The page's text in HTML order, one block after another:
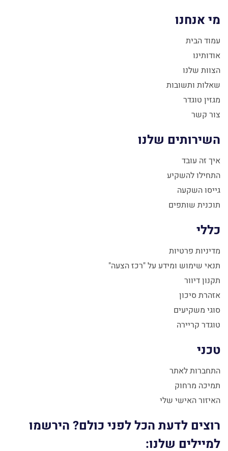
מי אנחנו
עמוד הבית
אודותינו
הצוות שלנו
שאלות ותשובות
מגזין טוגדר
צור קשר
השירותים שלנו
איך זה עובד
התחילו להשקיע
גייסו השקעה
תוכנית שותפים
כללי
מדיניות פרטיות
תנאי שימוש ומידע על "רכז הצעה"
תקנון דיוור
אזהרת סיכון
סוגי משקיעים
טוגדר קריירה
טכני
התחברות לאתר
תמיכה מרחוק
האיזור האישי שלי
רוצים לדעת הכל לפני כולם? הירשמו
למיילים שלנו: